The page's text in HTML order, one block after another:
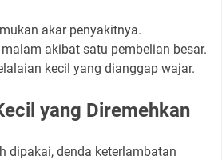
akar penyakitnya.
akibat satu pembelian besar.
kecil yang dianggap wajar.
yang Diremehkan
dipakai, denda keterlambatan